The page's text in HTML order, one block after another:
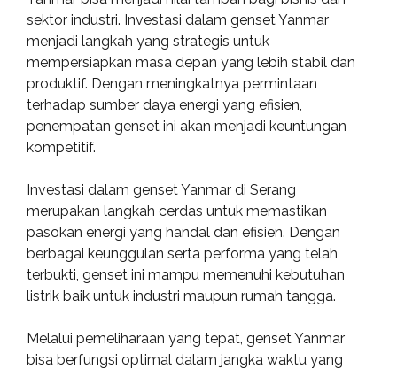
sektor industri. Investasi dalam genset Yanmar
menjadi langkah yang strategis untuk
mempersiapkan masa depan yang lebih stabil dan
produktif. Dengan meningkatnya permintaan
terhadap sumber daya energi yang efisien,
penempatan genset ini akan menjadi keuntungan
kompetitif.
Investasi dalam genset Yanmar di Serang
merupakan langkah cerdas untuk memastikan
pasokan energi yang handal dan efisien. Dengan
berbagai keunggulan serta performa yang telah
terbukti, genset ini mampu memenuhi kebutuhan
listrik baik untuk industri maupun rumah tangga.
Melalui pemeliharaan yang tepat, genset Yanmar
bisa berfungsi optimal dalam jangka waktu yang